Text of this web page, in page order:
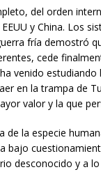
del orden
y China. Los
fría demostró
cede
venido
en la trampa de
valor y la que
de la especie
bajo
desconocido y a